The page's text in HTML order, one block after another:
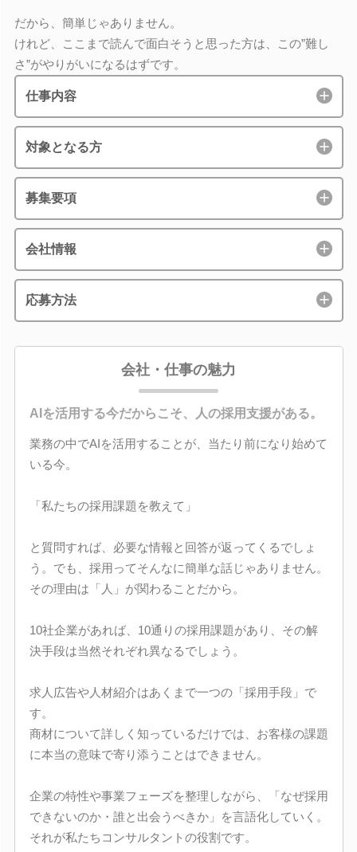
だから、簡単じゃありません。
けれど、ここまで読んで面白そうと思った方は、この”難し
さ”がやりがいになるはずです。
仕事内容
対象となる方
募集要項
会社情報
応募方法
会社・仕事の魅力
AIを活用する今だからこそ、人の採用支援がある。
業務の中でAIを活用することが、当たり前になり始めて
いる今。
「私たちの採用課題を教えて」
と質問すれば、必要な情報と回答が返ってくるでしょ
う。でも、採用ってそんなに簡単な話じゃありません。
その理由は「人」が関わることだから。
10社企業があれば、10通りの採用課題があり、その解
決手段は当然それぞれ異なるでしょう。
求人広告や人材紹介はあくまで一つの「採用手段」で
す。
商材について詳しく知っているだけでは、お客様の課題
に本当の意味で寄り添うことはできません。
企業の特性や事業フェーズを整理しながら、「なぜ採用
できないのか・誰と出会うべきか」を言語化していく。
それが私たちコンサルタントの役割です。